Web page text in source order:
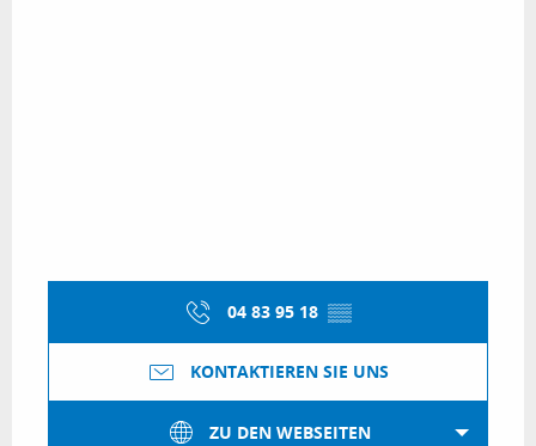
04 83 95 18 ▒▒
KONTAKTIEREN SIE UNS
ZU DEN WEBSEITEN